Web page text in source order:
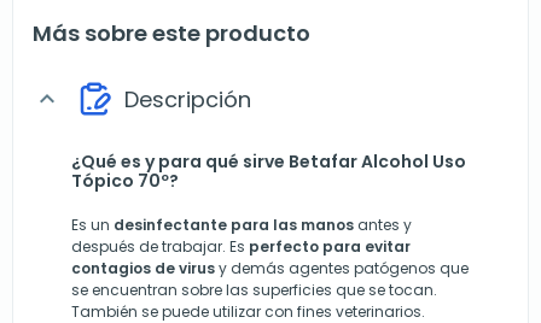
Más sobre este producto
expand_more Descripción
¿Qué es y para qué sirve Betafar Alcohol Uso
Tópico 70º?
Es un desinfectante para las manos antes y
después de trabajar. Es perfecto para evitar
contagios de virusy demás agentes patógenos que
se encuentran sobre las superficies que se tocan.
También se puede utilizar con fines veterinarios.